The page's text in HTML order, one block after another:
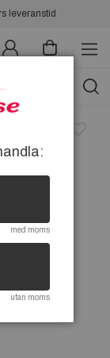
leveranstid
med moms
utan moms